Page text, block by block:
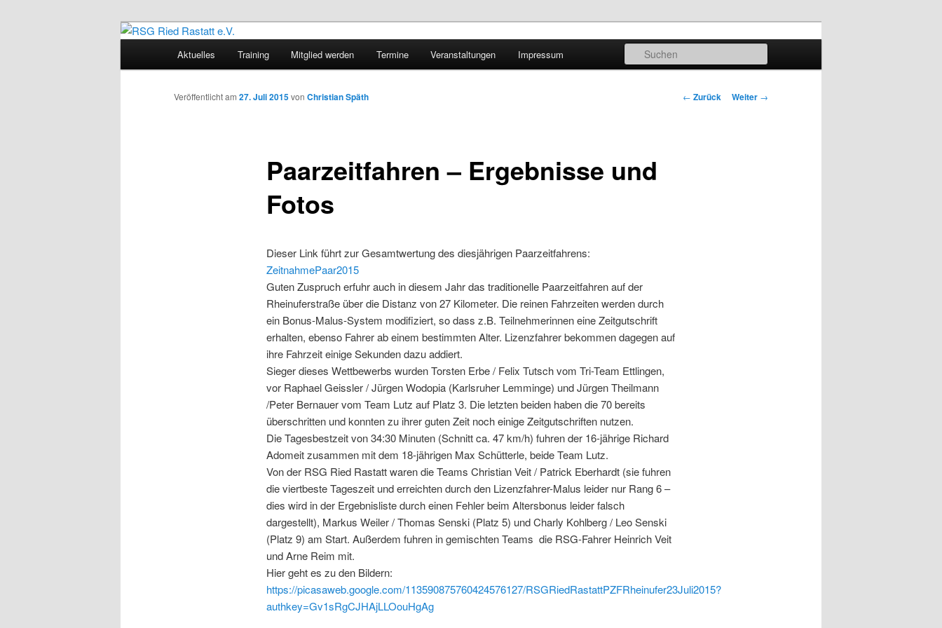
RSG Ried Rastatt e.V.
Sportliches Radfahren in Mittelbaden
Aktuelles Training Mitglied werden Termine Veranstaltungen Impressum
Beitrags-
← Zurück Weiter →
Paarzeitfahren – Ergebnisse und
Fotos
Veröffentlicht am 27. Juli 2015von Christian Späth
Dieser Link führt zur Gesamtwertung des diesjährigen Paarzeitfahrens:
ZeitnahmePaar2015
Guten Zuspruch erfuhr auch in diesem Jahr das traditionelle Paarzeitfahren auf der
Rheinuferstraße über die Distanz von 27 Kilometer. Die reinen Fahrzeiten werden durch
ein Bonus-Malus-System modifiziert, so dass z.B. Teilnehmerinnen eine Zeitgutschrift
erhalten, ebenso Fahrer ab einem bestimmten Alter. Lizenzfahrer bekommen dagegen auf
ihre Fahrzeit einige Sekunden dazu addiert.
Sieger dieses Wettbewerbs wurden Torsten Erbe / Felix Tutsch vom Tri-Team Ettlingen,
vor Raphael Geissler / Jürgen Wodopia (Karlsruher Lemminge) und Jürgen Theilmann
/Peter Bernauer vom Team Lutz auf Platz 3. Die letzten beiden haben die 70 bereits
überschritten und konnten zu ihrer guten Zeit noch einige Zeitgutschriften nutzen.
Die Tagesbestzeit von 34:30 Minuten (Schnitt ca. 47 km/h) fuhren der 16-jährige Richard
Adomeit zusammen mit dem 18-jährigen Max Schütterle, beide Team Lutz.
Von der RSG Ried Rastatt waren die Teams Christian Veit / Patrick Eberhardt (sie fuhren
die viertbeste Tageszeit und erreichten durch den Lizenzfahrer-Malus leider nur Rang 6 –
dies wird in der Ergebnisliste durch einen Fehler beim Altersbonus leider falsch
dargestellt), Markus Weiler / Thomas Senski (Platz 5) und Charly Kohlberg / Leo Senski
(Platz 9) am Start. Außerdem fuhren in gemischten Teams die RSG-Fahrer Heinrich Veit
und Arne Reim mit.
Hier geht es zu den Bildern:
https://picasaweb.google.com/113590875760424576127/RSGRiedRastattPZFRheinufer23Juli2015?
authkey=Gv1sRgCJHAjLLOouHgAg